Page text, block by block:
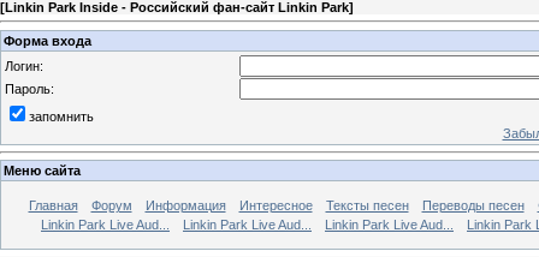
[Linkin Park Inside - Российский фан-сайт Linkin Park]
Форма входа
Логин:
Пароль:
запомнить
Меню сайта
Главная Форум Информация Интересное Тексты песен Переводы песен
Linkin Park Live Aud...
Linkin Park Live Aud... Linkin Park Live Aud... Linkin Park